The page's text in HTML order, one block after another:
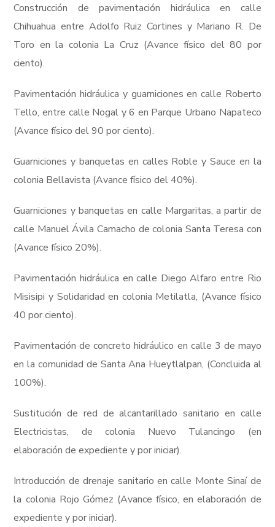
Construcción de pavimentación hidráulica en calle
Chihuahua entre Adolfo Ruiz Cortines y Mariano R. De
Toro en la colonia La Cruz (Avance físico del 80 por
ciento).
Pavimentación hidráulica y guarniciones en calle Roberto
Tello, entre calle Nogal y 6 en Parque Urbano Napateco
(Avance físico del 90 por ciento).
Guarniciones y banquetas en calles Roble y Sauce en la
colonia Bellavista (Avance físico del 40%).
Guarniciones y banquetas en calle Margaritas, a partir de
calle Manuel Ávila Camacho de colonia Santa Teresa con
(Avance físico 20%).
Pavimentación hidráulica en calle Diego Alfaro entre Rio
Misisipi y Solidaridad en colonia Metilatla, (Avance físico
40 por ciento).
Pavimentación de concreto hidráulico en calle 3 de mayo
en la comunidad de Santa Ana Hueytlalpan, (Concluida al
100%).
Sustitución de red de alcantarillado sanitario en calle
Electricistas, de colonia Nuevo Tulancingo (en
elaboración de expediente y por iniciar).
Introducción de drenaje sanitario en calle Monte Sinaí de
la colonia Rojo Gómez (Avance físico, en elaboración de
expediente y por iniciar).